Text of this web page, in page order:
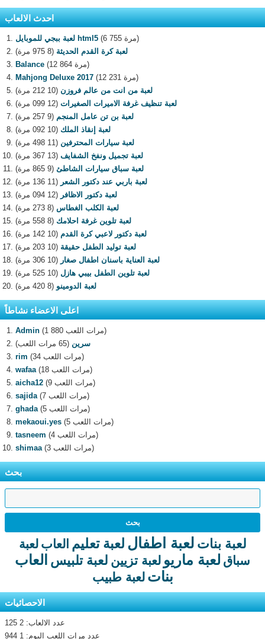
احدث الالعاب
لعبة ببجي للموبايل html5
(6 755 مرة)
لعبة كرة القدم الحديثة (8 975 مرة)
Balance
(12 864 مرة)
Mahjong Deluxe 2017
(12 231 مرة)
لعبة من انت من عالم فروزن (10 212 مرة)
لعبة تنظيف غرفة الاميرات الصغيرات (12 099 مرة)
لعبة بن تن عامل المنجم (9 257 مرة)
لعبة إنقاذ الملك (10 092 مرة)
لعبة سيارات المحترفين (11 498 مرة)
لعبة تجميل ونفخ الشفايف (13 367 مرة)
لعبة سباق سيارات الشاطئ (9 865 مرة)
لعبة باربي عند دكتور الشعر (11 136 مرة)
لعبة دكتور الاظافر (12 094 مرة)
لعبة الكلب الغطاس (8 273 مرة)
لعبة تلوين غرفة احلامك (8 558 مرة)
لعبة دكتور لاعبي كرة القدم (10 142 مرة)
لعبة توليد الطفل حقيقة (10 203 مرة)
لعبة العناية باسنان اطفال صغار (10 306 مرة)
لعبة تلوين الطفل بيبي هازل (10 525 مرة)
لعبة الدومينو (8 420 مرة)
اعلى الاعضاء نشاطاً
Admin
(1 880 مرات اللعب)
سرين (65 مرات اللعب)
rim
(34 مرات اللعب)
wafaa
(18 مرات اللعب)
aicha12
(9 مرات اللعب)
sajida
(7 مرات اللعب)
ghada
(5 مرات اللعب)
mekaoui.yes
(5 مرات اللعب)
tasneem
(4 مرات اللعب)
shimaa
(3 مرات اللعب)
بحث
لعبة بنات لعبة اطفال لعبة تعليم العاب لعبة
سباق لعبة ماريو لعبة تزيين لعبة تلبيس العاب
بنات لعبة طبيب
الاحصائيات
عدد الالعاب: 2 125
عدد مرات اللعب اليوم: 1 944